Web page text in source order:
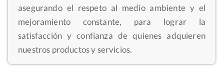
asegurando el respeto al medio ambiente y el
mejoramiento constante, para lograr la
satisfacción y confianza de quienes adquieren
nuestros productos y servicios.